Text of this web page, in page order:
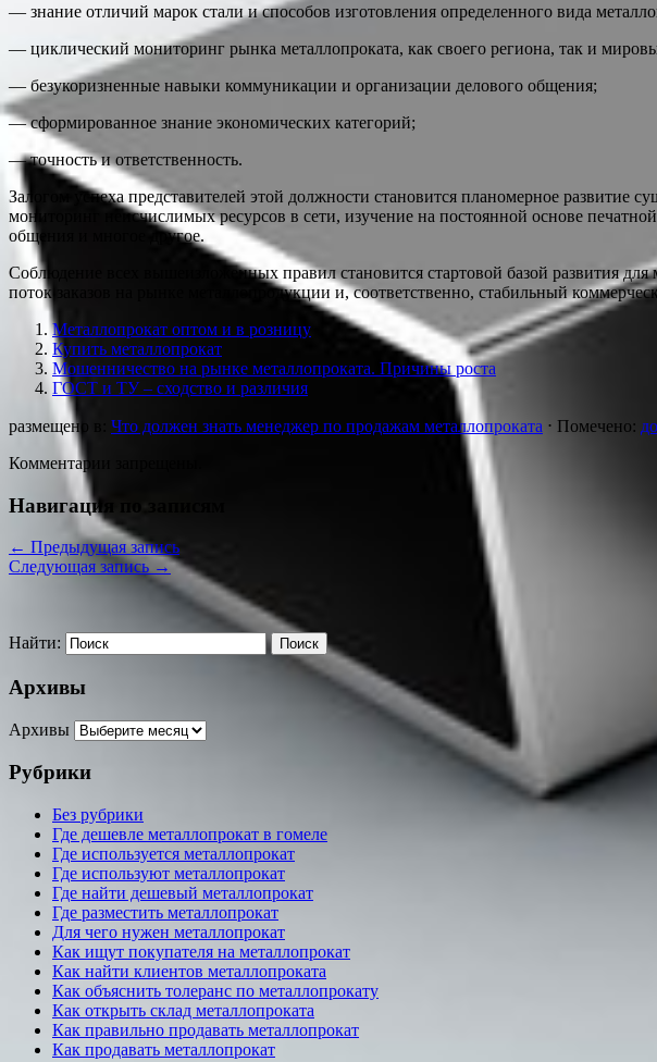
— знание отличий марок стали и способов изготовления определенного вида
— циклический мониторинг рынка металлопроката, как своего региона, так и
— безукоризненные навыки коммуникации и организации делового общения;
— сформированное знание экономических категорий;
— точность и ответственность.
Залогом успеха представителей этой должности становится планомерное
мониторинг неисчислимых ресурсов в сети, изучение на постоянной основе
общения и многое другое.
Соблюдение всех вышеизложенных правил становится стартовой базой развития
поток заказов на рынке металлопродукции и, соответственно, стабильный
Металлопрокат оптом и в розницу
Купить металлопрокат
Мошенничество на рынке металлопроката. Причины роста
ГОСТ и ТУ – сходство и различия
размещено в: Что должен знать менеджер по продажам металлопроката ⋅ Помечено:
Комментарии запрещены.
Навигация по записям
← Предыдущая запись
Следующая запись →
Найти:
Архивы
Архивы
Рубрики
Без рубрики
Где дешевле металлопрокат в гомеле
Где используется металлопрокат
Где используют металлопрокат
Где найти дешевый металлопрокат
Где разместить металлопрокат
Для чего нужен металлопрокат
Как ищут покупателя на металлопрокат
Как найти клиентов металлопроката
Как объяснить толеранс по металлопрокату
Как открыть склад металлопроката
Как правильно продавать металлопрокат
Как продавать металлопрокат